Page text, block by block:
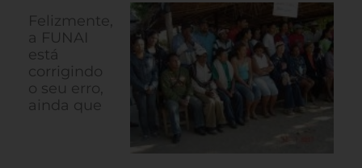
Felizmente,
a FUNAI
está
corrigindo
o seu erro,
ainda que